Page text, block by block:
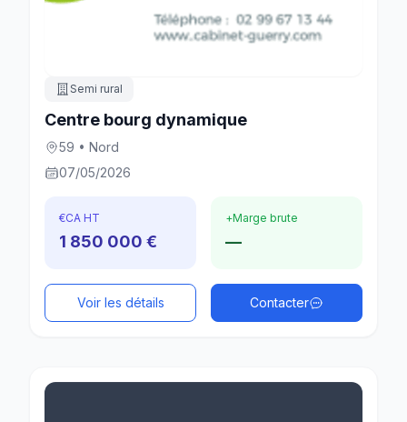
Semi rural
Centre bourg dynamique
59 • Nord
07/05/2026
€CA HT
1 850 000 €
+Marge brute
—
Voir les détails Contacter